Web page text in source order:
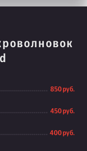
850 руб.
450 руб.
400 руб.